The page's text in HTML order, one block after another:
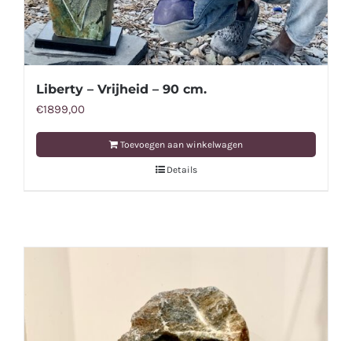
Liberty – Vrijheid – 90 cm.
€1899,00
Toevoegen aan winkelwagen
Details